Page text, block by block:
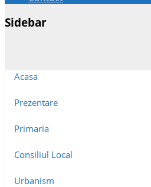
Sidebar
Acasa
Prezentare
Primaria
Consiliul Local
Urbanism